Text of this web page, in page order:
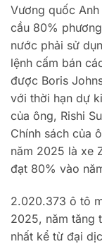
Vương quốc
cầu 80%
nước phải sử
lệnh cấm bán
được Boris
với thời hạn dự
của ông, Rishi
Chính sách của
năm 2025 là xe
đạt 80% vào
2.020.373 ô tô
2025, năm tăng
nhất kể từ đại